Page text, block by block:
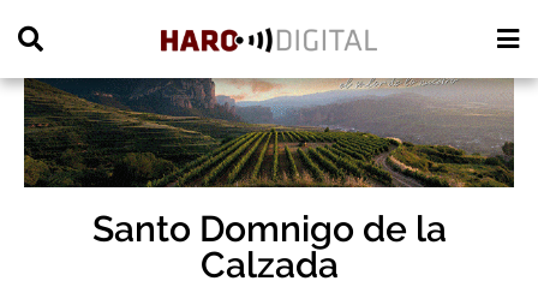
Santo Domnigo de la
Calzada